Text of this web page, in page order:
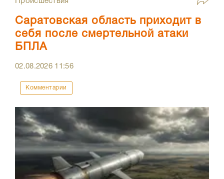
Саратовская область приходит в
себя после смертельной атаки
БПЛА
02.08.2026 11:56
Комментарии